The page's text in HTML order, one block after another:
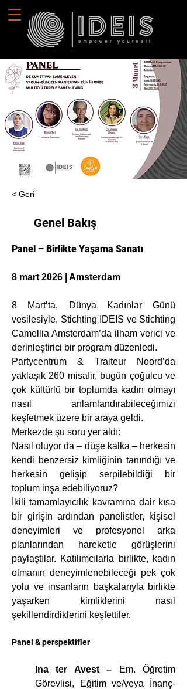
< Geri
Genel Bakış
Panel – Birlikte Yaşama Sanatı
8 mart 2026 | Amsterdam
8 Mart’ta, Dünya Kadınlar Günü
vesilesiyle, Stichting IDEIS ve Stichting
Camellia Amsterdam’da ilham verici ve
derinleştirici bir program düzenledi.
Partycentrum & Traiteur Noord’da
yaklaşık 260 misafir, bugün çoğulcu ve
çok kültürlü bir toplumda kadın olmayı
nasıl anlamlandırabileceğimizi
keşfetmek üzere bir araya geldi.
Merkezde şu soru yer aldı:
Nasıl oluyor da – düşe kalka – herkesin
kendi benzersiz kimliğinin tanındığı ve
herkesin gelişip serpilebildiği bir
toplum inşa edebiliyoruz?
İkili tamamlayıcılık kavramına dair kısa
bir girişin ardından panelistler, kişisel
deneyimleri ve profesyonel arka
planlarından hareketle görüşlerini
paylaştılar. Katılımcılarla birlikte, kadın
olmanın deneyimlenebileceği pek çok
yolu ve insanların başkalarıyla birlikte
yaşarken kimliklerini nasıl
şekillendirdiklerini keşfettiler.
Panel & perspektifler
Ina ter Avest – Em. Öğretim
Görevlisi, Eğitim ve/veya İnanç-